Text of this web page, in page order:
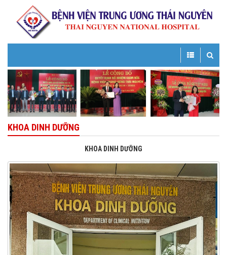
Toggle
Toggle
navigation
KHOA DINH DƯỠNG